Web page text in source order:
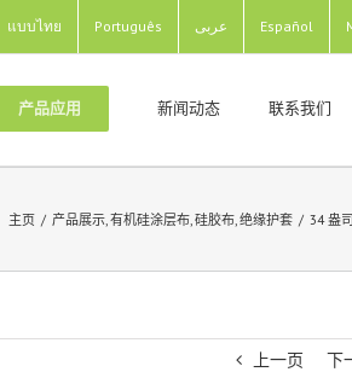
แบบไทย Português عربى Español
产品应用 新闻动态 联系我们
主页 / 产品展示 有机硅涂层布 硅胶布 绝缘护套 / 34 盎
上一页 下